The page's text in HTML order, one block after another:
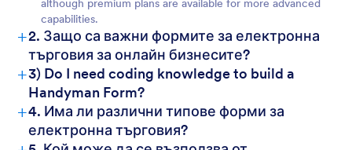
although premium plans are available for more advanced
capabilities.
+2. Защо са важни формите за електронна
търговия за онлайн бизнесите?
+3) Do I need coding knowledge to build a
Handyman Form?
+4. Има ли различни типове форми за
електронна търговия?